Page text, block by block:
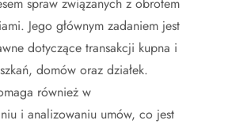
Jego głównym zadaniem jest
dotyczące transakcji kupna i
domów oraz działek.
również w
i analizowaniu umów, co jest